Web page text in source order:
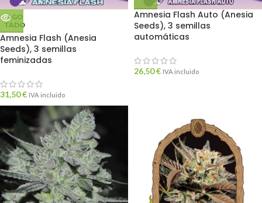
AGO
TADO
Amnesia Flash (Anesia
Seeds), 3 semillas
feminizadas
31,50€ IVA incluido
Amnesia Flash Auto (Anesia
Seeds), 3 semillas
automáticas
26,50€ IVA incluido